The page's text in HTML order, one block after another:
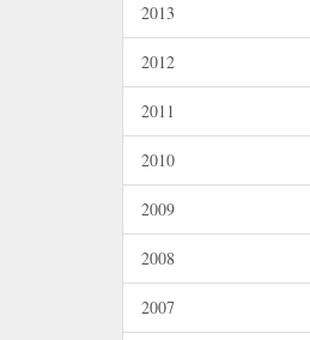
2013
2012
2011
2010
2009
2008
2007